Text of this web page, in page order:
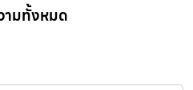
มทั้งหมด